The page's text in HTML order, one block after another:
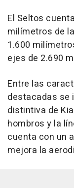
El Seltos
milímetros de
1.600
ejes de 2.690
Entre las
destacadas se
distintiva de
hombros y la
cuenta con un
mejora la